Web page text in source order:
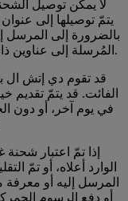
لا يمكن توصيل
يتمّ توصيلها إلى
بالضرورة إلى
المُرسلة إلى عناوين ذات منطقة استقبال مركزية الى تلك المنطقة.
قد تقوم دي إتش ال
الفائت. قد يتمّ تقديم
في يوم آخر، أو دون
الوارد أعلاه، أو تمّ
المرسل إليه أو
أو دفع الرسوم